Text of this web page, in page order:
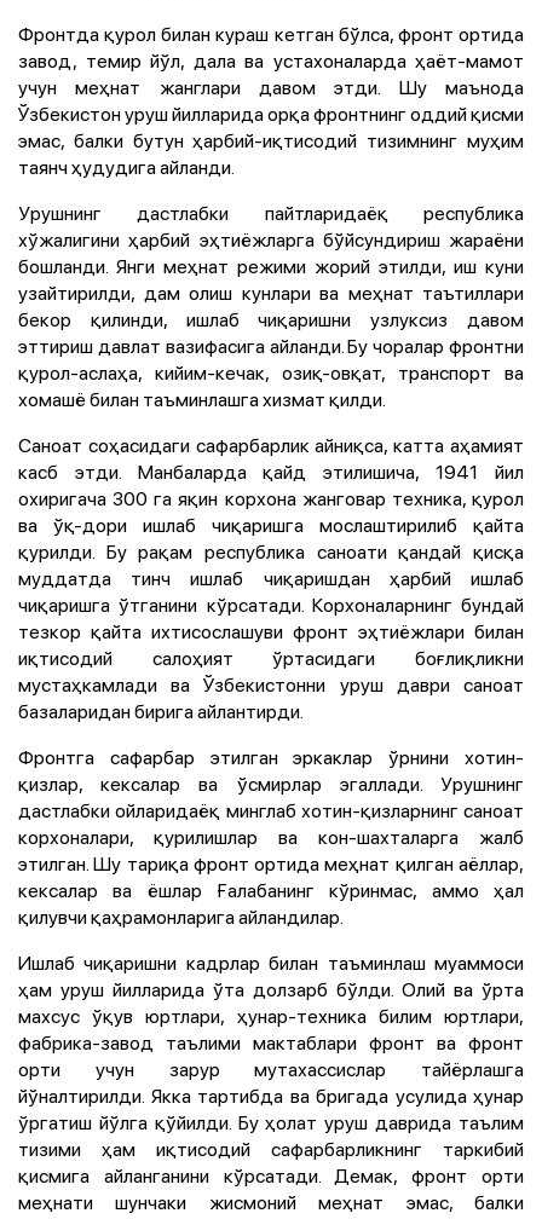
Фронтда қурол билан кураш кетган бўлса, фронт ортида
завод, темир йўл, дала ва устахоналарда ҳаёт-мамот
учун меҳнат жанглари давом этди. Шу маънода
Ўзбекистон уруш йилларида орқа фронтнинг оддий қисми
эмас, балки бутун ҳарбий-иқтисодий тизимнинг муҳим
таянч ҳудудига айланди.
Урушнинг дастлабки пайтларидаёқ республика
хўжалигини ҳарбий эҳтиёжларга бўйсундириш жараёни
бошланди. Янги меҳнат режими жорий этилди, иш куни
узайтирилди, дам олиш кунлари ва меҳнат таътиллари
бекор қилинди, ишлаб чиқаришни узлуксиз давом
эттириш давлат вазифасига айланди. Бу чоралар фронтни
қурол-аслаҳа, кийим-кечак, озиқ-овқат, транспорт ва
хомашё билан таъминлашга хизмат қилди.
Саноат соҳасидаги сафарбарлик айниқса, катта аҳамият
касб этди. Манбаларда қайд этилишича, 1941 йил
охиригача 300 га яқин корхона жанговар техника, қурол
ва ўқ-дори ишлаб чиқаришга мослаштирилиб қайта
қурилди. Бу рақам республика саноати қандай қисқа
муддатда тинч ишлаб чиқаришдан ҳарбий ишлаб
чиқаришга ўтганини кўрсатади. Корхоналарнинг бундай
тезкор қайта ихтисослашуви фронт эҳтиёжлари билан
иқтисодий салоҳият ўртасидаги боғлиқликни
мустаҳкамлади ва Ўзбекистонни уруш даври саноат
базаларидан бирига айлантирди.
Фронтга сафарбар этилган эркаклар ўрнини хотин-
қизлар, кексалар ва ўсмирлар эгаллади. Урушнинг
дастлабки ойларидаёқ минглаб хотин-қизларнинг саноат
корхоналари, қурилишлар ва кон-шахталарга жалб
этилган. Шу тариқа фронт ортида меҳнат қилган аёллар,
кексалар ва ёшлар Ғалабанинг кўринмас, аммо ҳал
қилувчи қаҳрамонларига айландилар.
Ишлаб чиқаришни кадрлар билан таъминлаш муаммоси
ҳам уруш йилларида ўта долзарб бўлди. Олий ва ўрта
махсус ўқув юртлари, ҳунар-техника билим юртлари,
фабрика-завод таълими мактаблари фронт ва фронт
орти учун зарур мутахассислар тайёрлашга
йўналтирилди. Якка тартибда ва бригада усулида ҳунар
ўргатиш йўлга қўйилди. Бу ҳолат уруш даврида таълим
тизими ҳам иқтисодий сафарбарликнинг таркибий
қисмига айланганини кўрсатади. Демак, фронт орти
меҳнати шунчаки жисмоний меҳнат эмас, балки